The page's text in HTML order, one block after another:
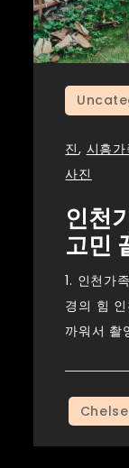
진, 시흥가
사진
인천
고민
1. 인천가
경의 힘
까워서 촬